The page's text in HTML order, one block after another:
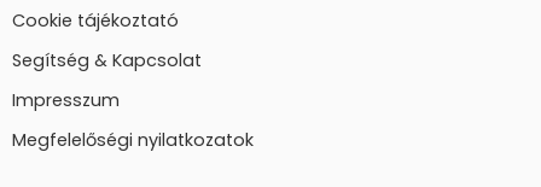
Cookie tájékoztató
Segítség & Kapcsolat
Impresszum
Megfelelőségi nyilatkozatok